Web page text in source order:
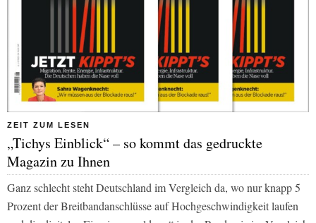
ZEIT ZUM LESEN
„Tichys Einblick“ – so kommt das gedruckte
Magazin zu Ihnen
Ganz schlecht steht Deutschland im Vergleich da, wo nur knapp 5
Prozent der Breitbandanschlüsse auf Hochgeschwindigkeit laufen